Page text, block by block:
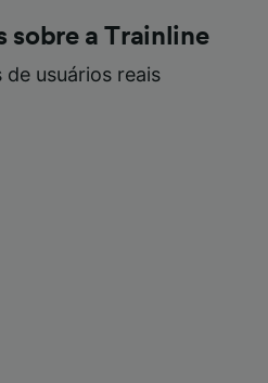
sobre a Trainline
de usuários reais